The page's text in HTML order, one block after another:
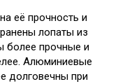
её прочность и
лопаты из
более прочные и
Алюминиевые
долговечны при